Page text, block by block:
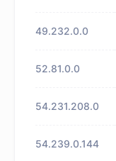
49.232.0.0
52.81.0.0
54.231.208.0
54.239.0.144